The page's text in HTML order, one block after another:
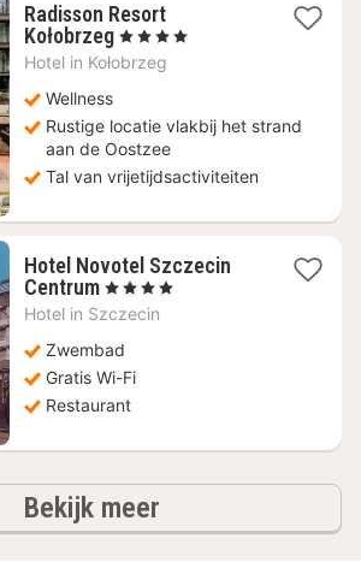
Radisson Resort
Kołobrzeg2
nachten
vanaf
89,10
, 4 Sterren
Hotel in Kołobrzeg
Wellness
Rustige locatie vlakbij het strand
aan de Oostzee
Tal van vrijetijdsactiviteiten
Hotel Novotel Szczecin
Centrum1
nacht
€
68,40
, 4 Sterren
Hotel in Szczecin
Zwembad
Gratis Wi-Fi
Restaurant
Bekijk meerhotels